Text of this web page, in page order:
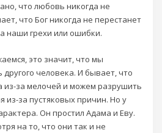
что любовь никогда не
что Бог никогда не перестанет
наши грехи или ошибки.
это значит, что мы
человека. И бывает, что
из-за мелочей и можем разрушить
из-за пустяковых причин. Но у
Он простил Адама и Еву.
на то, что они так и не